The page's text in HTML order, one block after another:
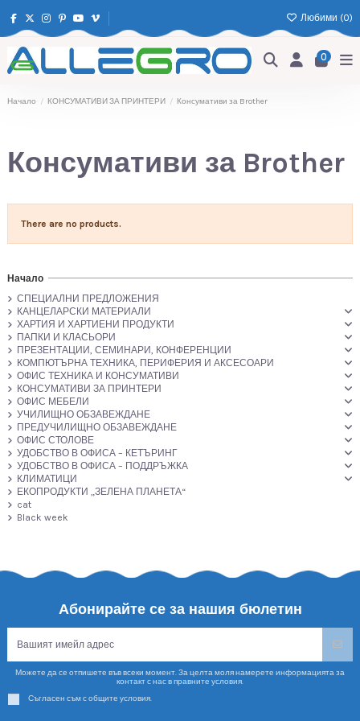
Любими (0)
0
Начало КОНСУМАТИВИ ЗА ПРИНТЕРИ Консумативи за Brother
Консумативи за Brother
There are no products.
Начало
СПЕЦИАЛНИ ПРЕДЛОЖЕНИЯ
КАНЦЕЛАРСКИ МАТЕРИАЛИ
ХАРТИЯ И ХАРТИЕНИ ПРОДУКТИ
ПАПКИ И КЛАСЬОРИ
ПРЕЗЕНТАЦИИ, СЕМИНАРИ, КОНФЕРЕНЦИИ
КОМПЮТЪРНА ТЕХНИКА, ПЕРИФЕРИЯ И АКСЕСОАРИ
ОФИС ТЕХНИКА И КОНСУМАТИВИ
КОНСУМАТИВИ ЗА ПРИНТЕРИ
ОФИС МЕБЕЛИ
УЧИЛИЩНО ОБЗАВЕЖДАНЕ
ПРЕДУЧИЛИЩНО ОБЗАВЕЖДАНЕ
ОФИС СТОЛОВЕ
УДОБСТВО В ОФИСА – КЕТЪРИНГ
УДОБСТВО В ОФИСА – ПОДДРЪЖКА
КЛИМАТИЦИ
ЕКОПРОДУКТИ „ЗЕЛЕНА ПЛАНЕТА“
cat
Black week
Абонирайте се за нашия бюлетин
Можете да се отпишете във всеки момент. За целта моля намерете информацията за
контакт с нас в правните условия.
Съгласен съм с общите условия.